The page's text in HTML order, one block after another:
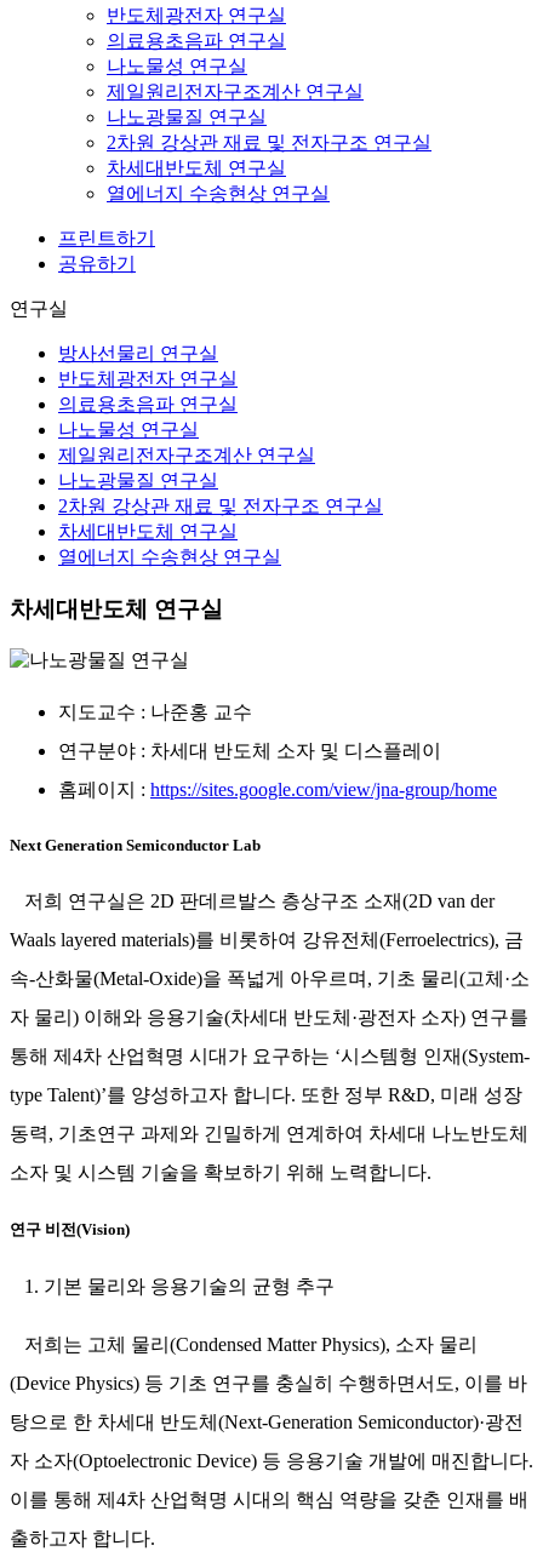
반도체광전자 연구실
의료용초음파 연구실
나노물성 연구실
제일원리전자구조계산 연구실
나노광물질 연구실
2차원 강상관 재료 및 전자구조 연구실
차세대반도체 연구실
열에너지 수송현상 연구실
프린트하기
공유하기
연구실
방사선물리 연구실
반도체광전자 연구실
의료용초음파 연구실
나노물성 연구실
제일원리전자구조계산 연구실
나노광물질 연구실
2차원 강상관 재료 및 전자구조 연구실
차세대반도체 연구실
열에너지 수송현상 연구실
차세대반도체 연구실
지도교수 : 나준홍 교수
연구분야 : 차세대 반도체 소자 및 디스플레이
홈페이지 : https://sites.google.com/view/jna-group/home
Next Generation Semiconductor Lab
저희 연구실은 2D 판데르발스 층상구조 소재(2D van der
Waals layered materials)를 비롯하여 강유전체(Ferroelectrics), 금
속-산화물(Metal-Oxide)을 폭넓게 아우르며, 기초 물리(고체·소
자 물리) 이해와 응용기술(차세대 반도체·광전자 소자) 연구를
통해 제4차 산업혁명 시대가 요구하는 ‘시스템형 인재(System-
type Talent)’를 양성하고자 합니다. 또한 정부 R&D, 미래 성장
동력, 기초연구 과제와 긴밀하게 연계하여 차세대 나노반도체
소자 및 시스템 기술을 확보하기 위해 노력합니다.
연구 비전(Vision)
1. 기본 물리와 응용기술의 균형 추구
저희는 고체 물리(Condensed Matter Physics), 소자 물리
(Device Physics) 등 기초 연구를 충실히 수행하면서도, 이를 바
탕으로 한 차세대 반도체(Next-Generation Semiconductor)·광전
자 소자(Optoelectronic Device) 등 응용기술 개발에 매진합니다.
이를 통해 제4차 산업혁명 시대의 핵심 역량을 갖춘 인재를 배
출하고자 합니다.